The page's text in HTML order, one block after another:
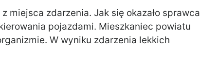
miejsca zdarzenia. Jak się okazało sprawca
pojazdami. Mieszkaniec powiatu
W wyniku zdarzenia lekkich